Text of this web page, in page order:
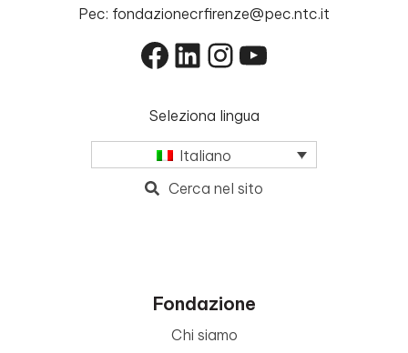
Pec: fondazionecrfirenze@pec.ntc.it
Facebook
LinkedIn
Instagram
YouTube
Seleziona lingua
Italiano
Cerca nel sito
Fondazione
Chi siamo